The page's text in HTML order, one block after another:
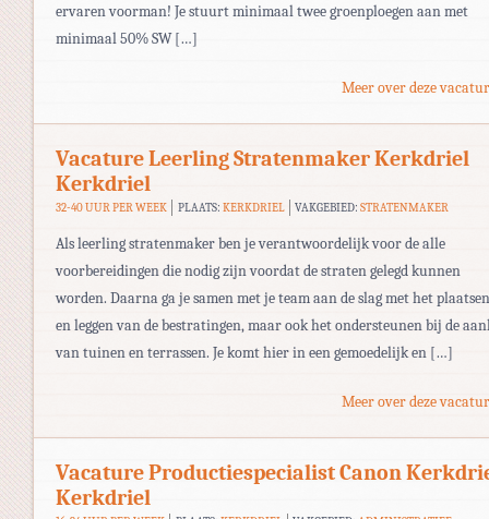
ervaren voorman! Je stuurt minimaal twee groenploegen aan met
minimaal 50% SW […]
Meer over deze
Vacature Leerling Stratenmaker Kerkdriel
Kerkdriel
32-40 UUR PER WEEK PLAATS: KERKDRIEL VAKGEBIED:STRATENMAKER
Als leerling stratenmaker ben je verantwoordelijk voor de alle
voorbereidingen die nodig zijn voordat de straten gelegd kunnen
worden. Daarna ga je samen met je team aan de slag met het plaatsen
en leggen van de bestratingen, maar ook het ondersteunen bij de
van tuinen en terrassen. Je komt hier in een gemoedelijk en […]
Meer over deze
Vacature Productiespecialist Canon
Kerkdriel